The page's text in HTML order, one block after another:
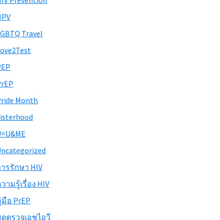
Travel
Month
รรักษา HIV
ามรู้เรื่อง HIV
อ PrEP
ตรวจเอชไอวี